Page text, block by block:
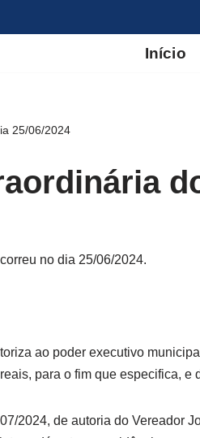
Início
25/06/2024
no dia 25/06/2024.
ao poder executivo
para o fim que especifica, e
2024, de autoria do Vereador